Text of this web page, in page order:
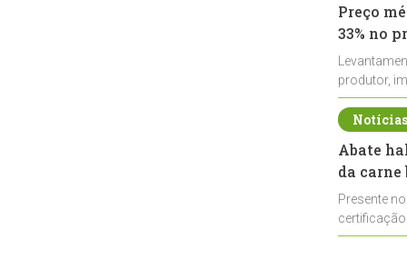
Preço
33% no
produtor,
de leite cru
Abate
da
Presente